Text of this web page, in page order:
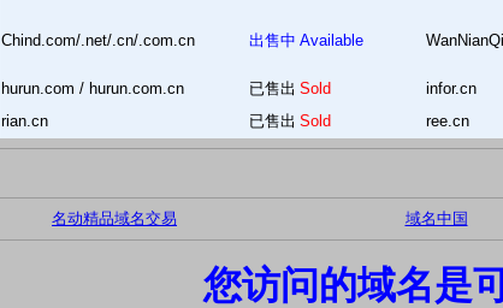
Chind.com/.net/.cn/.com.cn 出售中 Available
hurun.com / hurun.com.cn 已售出 Sold infor.cn
rian.cn
已售出 Sold ree.cn
名动精品域名交易 域名中国
您访问的域名是